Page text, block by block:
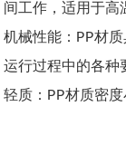
间工作，适用于高
机械性能：PP材
运行过程中的各种
轻质：PP材质密